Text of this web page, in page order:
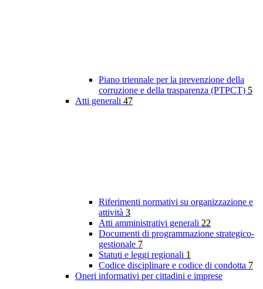
Piano triennale per la prevenzione della
corruzione e della trasparenza (PTPCT) 5
Atti generali 47
Riferimenti normativi su organizzazione e
attività 3
Atti amministrativi generali 22
Documenti di programmazione strategico-
gestionale 7
Statuti e leggi regionali 1
Codice disciplinare e codice di condotta 7
Oneri informativi per cittadini e imprese